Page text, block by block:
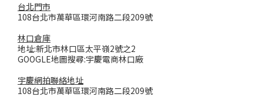
台北門市
108台北市萬華區環河南路二段209號
林口倉庫
地址:新北市林口區太平嶺2號之2
GOOGLE地圖搜尋:宇慶電商林口廠
宇慶網拍聯絡地址
108台北市萬華區環河南路二段209號